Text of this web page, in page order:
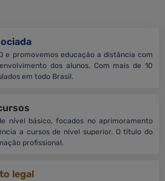
e promovemos educação a distância com
dos alunos. Com mais de 10
em todo Brasil.
nível básico, focados no aprimoramento
a cursos de nível superior. O título do
profissional.
legal